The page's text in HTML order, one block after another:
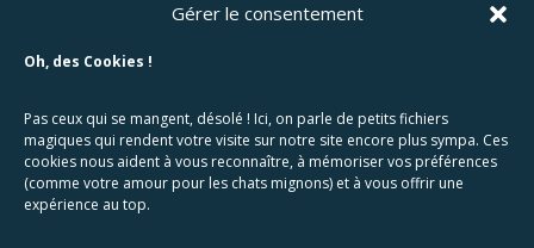
Gérer le consentement
Oh, des Cookies !
Pas ceux qui se mangent, désolé ! Ici, on parle de petits fichiers
magiques qui rendent votre visite sur notre site encore plus sympa. Ces
cookies nous aident à vous reconnaître, à mémoriser vos préférences
(comme votre amour pour les chats mignons) et à vous offrir une
expérience au top.
RGPD
Contact